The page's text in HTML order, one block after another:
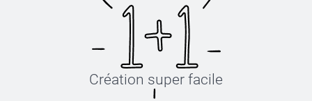
Création super facile